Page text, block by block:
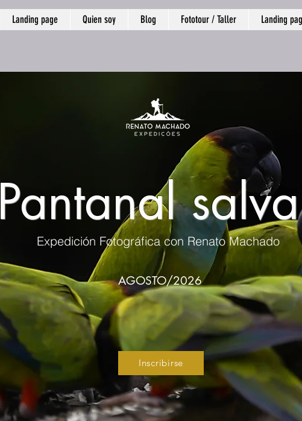
Landing page Quien soy Blog Fototour / Taller Landing
Pantanal
Expedición Fotográfica con Renato Machado
AGOSTO/2026
Inscribirse